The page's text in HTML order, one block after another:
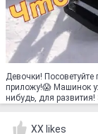
Девочки! Посоветуйте
приложу!😱 Машинок
нибудь, для
XX likes